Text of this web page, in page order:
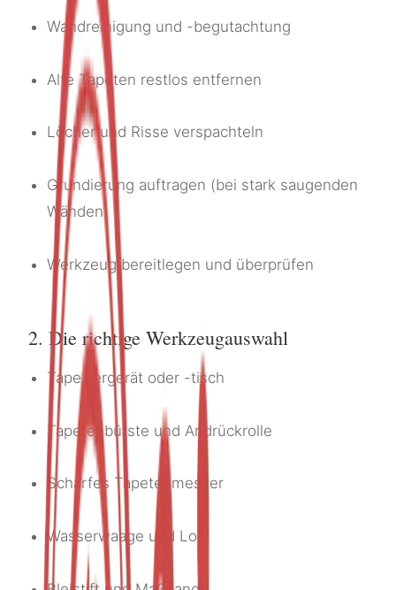
Wandreinigung und -begutachtung
Alte Tapeten restlos entfernen
Löcher und Risse verspachteln
Grundierung auftragen (bei stark saugenden
Wänden)
Werkzeug bereitlegen und überprüfen
2. Die richtige Werkzeugauswahl
Tapeziergerät oder -tisch
Tapetenbürste und Andrückrolle
Scharfes Tapetenmesser
Wasserwaage und Lot